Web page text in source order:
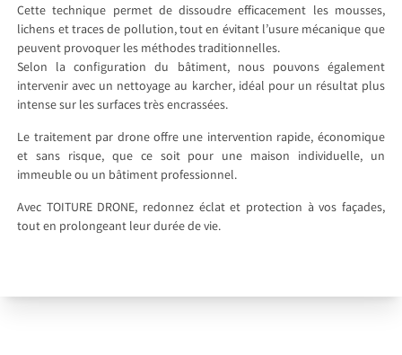
Cette technique permet de dissoudre efficacement les mousses,
lichens et traces de pollution, tout en évitant l’usure mécanique que
peuvent provoquer les méthodes traditionnelles.
Selon la configuration du bâtiment, nous pouvons également
intervenir avec un nettoyage au karcher, idéal pour un résultat plus
intense sur les surfaces très encrassées.
Le traitement par drone offre une intervention rapide, économique
et sans risque, que ce soit pour une maison individuelle, un
immeuble ou un bâtiment professionnel.
Avec TOITURE DRONE, redonnez éclat et protection à vos façades,
tout en prolongeant leur durée de vie.